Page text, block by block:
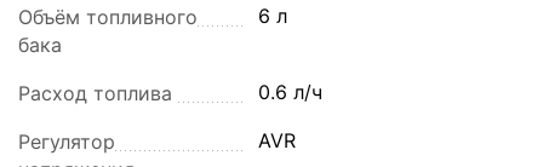
Объём топливного
бака
6 л
Расход топлива 0.6 л/ч
Регулятор
AVR